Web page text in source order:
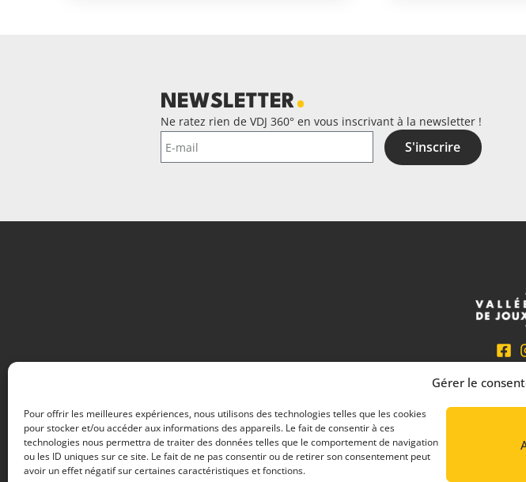
Gérer le
Pour offrir les meilleures expériences, nous utilisons des technologies telles que les cookies
pour stocker et/ou accéder aux informations des appareils. Le fait de consentir à ces
technologies nous permettra de traiter des données telles que le comportement de navigation
ou les ID uniques sur ce site. Le fait de ne pas consentir ou de retirer son consentement peut
avoir un effet négatif sur certaines caractéristiques et fonctions.
NEWSLETTER
Ne ratez rien de VDJ 360° en vous inscrivant à la newsletter !
S'inscrire